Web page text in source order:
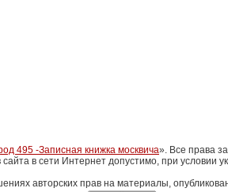
495 -Записная книжка москвича». Все права
в сети Интернет допустимо, при условии
авторских прав на материалы,